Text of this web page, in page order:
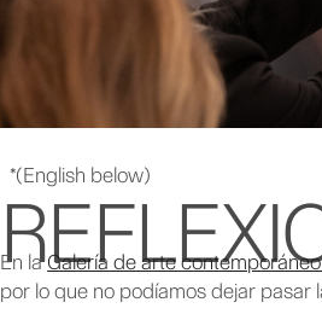
*(English below)
En laGalería de arte
por lo que no podíamos dejar pasar